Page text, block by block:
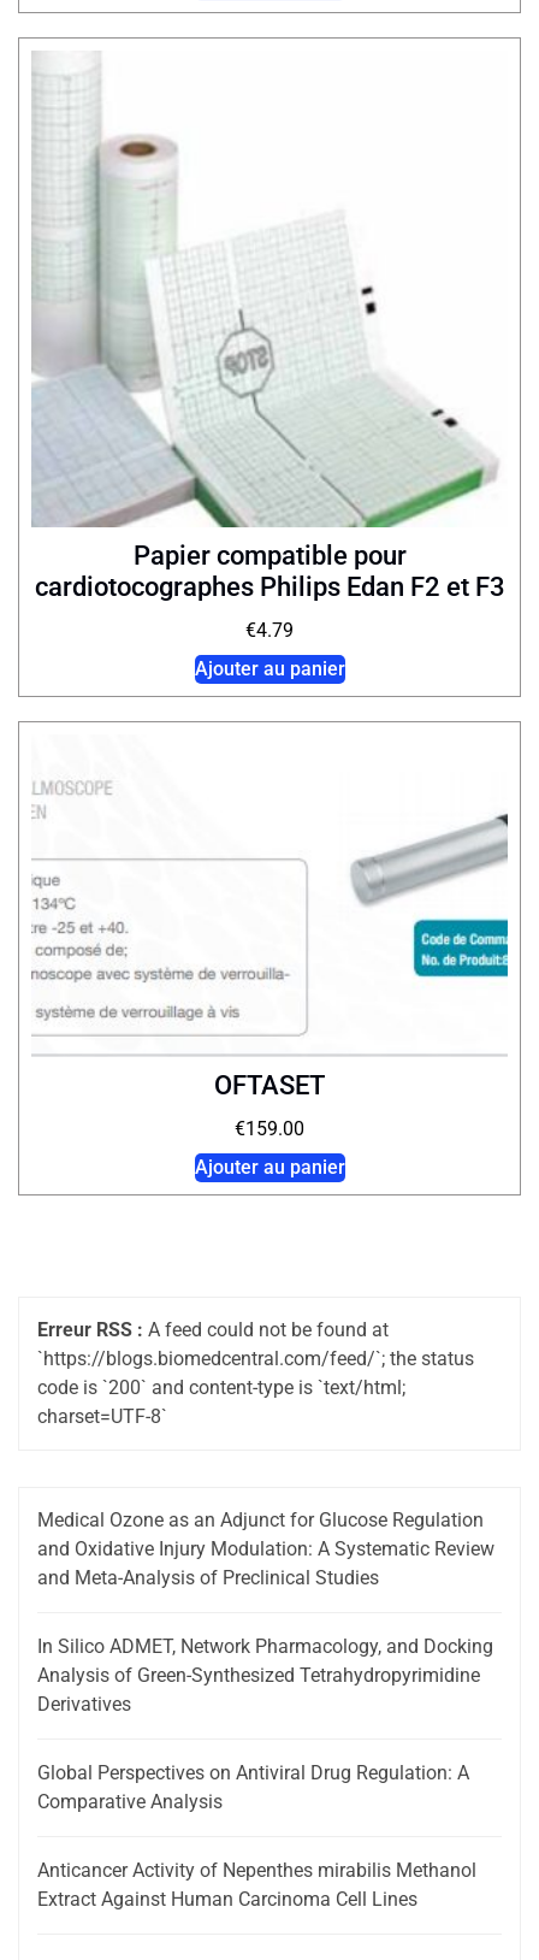
Papier compatible pour
cardiotocographes Philips Edan F2 et F3
€4.79
Ajouter au panier
OFTASET
€159.00
Ajouter au panier
Erreur RSS : A feed could not be found at
`https://blogs.biomedcentral.com/feed/`; the status
code is `200` and content-type is `text/html;
charset=UTF-8`
Medical Ozone as an Adjunct for Glucose Regulation
and Oxidative Injury Modulation: A Systematic Review
and Meta-Analysis of Preclinical Studies
In Silico ADMET, Network Pharmacology, and Docking
Analysis of Green-Synthesized Tetrahydropyrimidine
Derivatives
Global Perspectives on Antiviral Drug Regulation: A
Comparative Analysis
Anticancer Activity of Nepenthes mirabilis Methanol
Extract Against Human Carcinoma Cell Lines